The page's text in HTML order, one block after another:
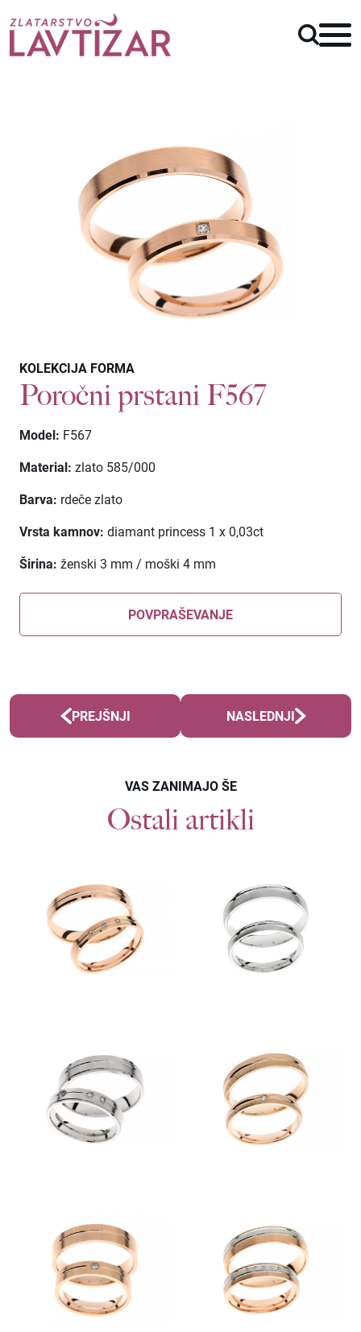
Kolekcije
KOLEKCIJA CLASSIC
KOLEKCIJA LINEA
KOLEKCIJA ESENCA
Predstavitev
KOLEKCIJA FORMA
Poročni prstani F567
Model: F567
Material: zlato 585/000
Barva: rdeče zlato
Vrsta kamnov: diamant princess 1 x 0,03ct
Širina: ženski 3 mm / moški 4 mm
POVPRAŠEVANJE
POROČNI PRSTANI F567
PREJŠNJI NASLEDNJI
VAS ZANIMAJO ŠE
Ostali artikli